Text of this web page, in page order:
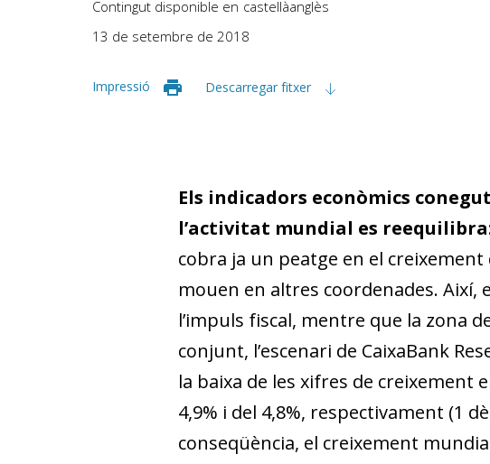
Contingut disponible en castellàanglès
13 de setembre de 2018
Impressió Descarregar fitxer
Els indicadors econòmics
l’activitat mundial es reequilibra
cobra ja un peatge en el
mouen en altres coordenades. Així,
l’impuls fiscal, mentre que la zona
conjunt, l’escenari de CaixaBank
la baixa de les xifres de creixement
4,9% i del 4,8%, respectivament (1
conseqüència, el creixement